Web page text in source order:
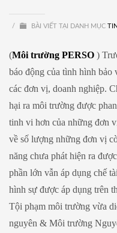
/ BÀI VIẾT TẠI DANH MỤC
(Môi trường PERSO )
báo động của tình hình bảo
các đơn vị, doanh nghiệp.
hại ra môi trường được
tinh vi hơn của những đơn
về số lượng những đơn vị
năng chưa phát hiện ra
phần lớn vẫn áp dụng chế
hình sự được áp dụng trên
Tội phạm môi trường vừa
nguyên & Môi trường